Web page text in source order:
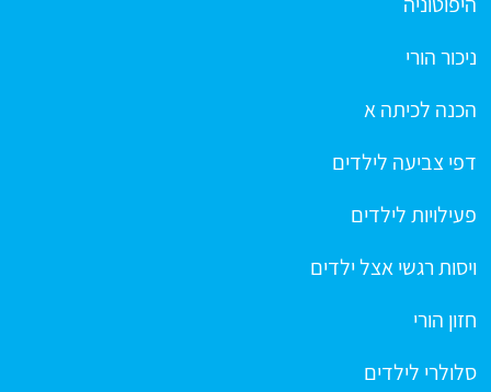
ניכור הורי
הכנה לכיתה א
דפי צביעה לילדים
פעילויות לילדים
ויסות רגשי אצל ילדים
חזון הורי
סלולרי לילדים